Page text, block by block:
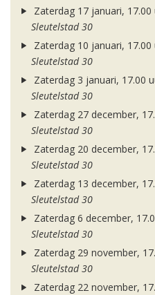
Zaterdag 17 januari, 17.00
Sleutelstad 30
Zaterdag 10 januari, 17.00
Sleutelstad 30
Zaterdag 3 januari, 17.00
Sleutelstad 30
Zaterdag 27 december,
Sleutelstad 30
Zaterdag 20 december,
Sleutelstad 30
Zaterdag 13 december,
Sleutelstad 30
Zaterdag 6 december,
Sleutelstad 30
Zaterdag 29 november,
Sleutelstad 30
Zaterdag 22 november,